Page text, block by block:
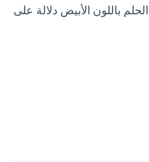
باللون الأبيض دلالة على